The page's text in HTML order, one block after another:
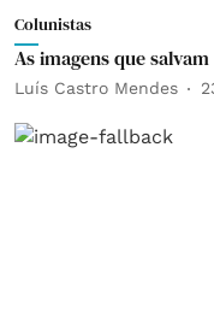
Colunistas
As imagens que salvam
Luís Castro Mendes